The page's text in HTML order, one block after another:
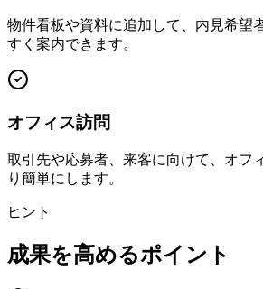
物件看板や資料に追加して、内見希望
すく案内できます。
オフィス訪問
取引先や応募者、来客に向けて、オフ
り簡単にします。
ヒント
成果を高めるポイント